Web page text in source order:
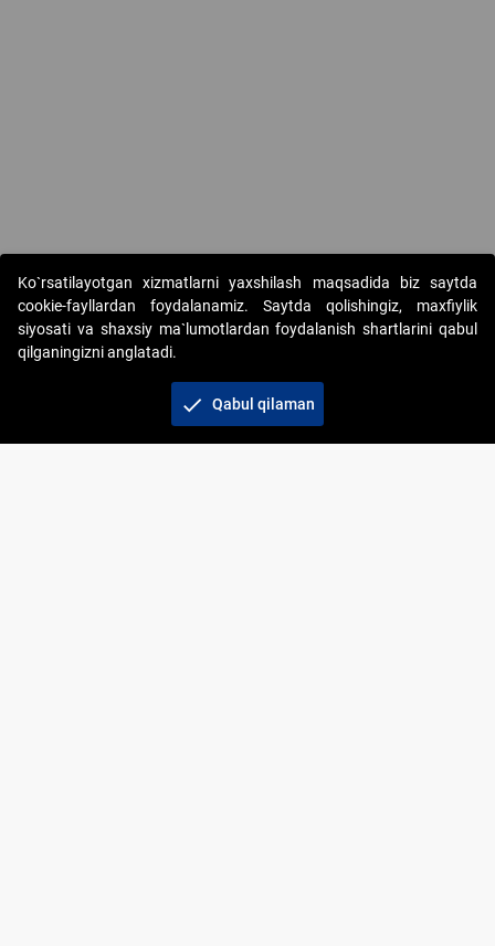
Copyright © 2017-2026. "Elektron onlayn-auksionlarni
tashkil etish" AJ. Barcha huquqlar himoyalangan
Ko`rsatilayotgan xizmatlarni yaxshilash maqsadida biz saytda
cookie-fayllardan foydalanamiz. Saytda qolishingiz, maxfiylik
siyosati va shaxsiy ma`lumotlardan foydalanish shartlarini qabul
qilganingizni anglatadi.
check Qabul qilaman